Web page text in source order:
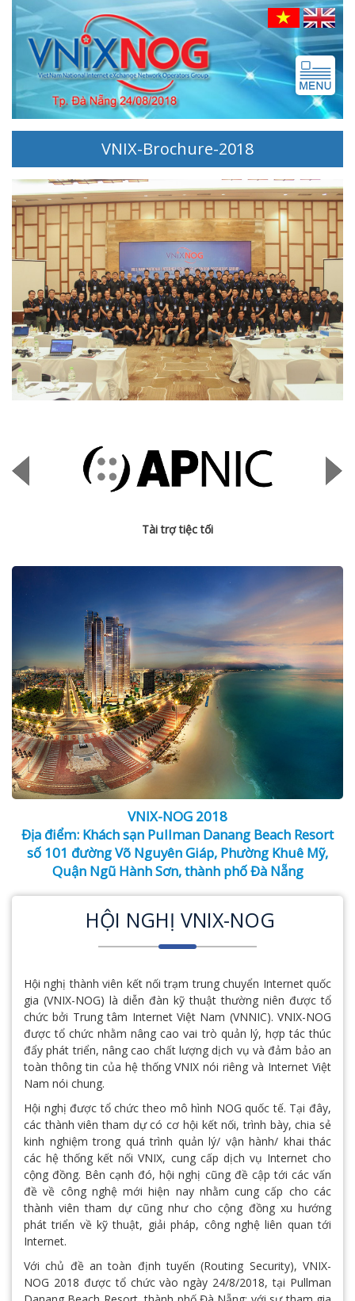
Toggle
VNIX-Brochure-2018
Tài trợ tiệc tối
VNIX-NOG 2018
Địa điểm: Khách sạn Pullman Danang Beach Resort
số 101 đường Võ Nguyên Giáp, Phường Khuê Mỹ,
Quận Ngũ Hành Sơn, thành phố Đà Nẵng
HỘI NGHỊ VNIX-NOG
Hội nghị thành viên kết nối trạm trung chuyển Internet quốc
gia (VNIX-NOG) là diễn đàn kỹ thuật thường niên được tổ
chức bởi Trung tâm Internet Việt Nam (VNNIC). VNIX-NOG
được tổ chức nhằm nâng cao vai trò quản lý, hợp tác thúc
đẩy phát triển, nâng cao chất lượng dịch vụ và đảm bảo an
toàn thông tin của hệ thống VNIX nói riêng và Internet Việt
Nam nói chung.
Hội nghị được tổ chức theo mô hình NOG quốc tế. Tại đây,
các thành viên tham dự có cơ hội kết nối, trình bày, chia sẻ
kinh nghiệm trong quá trình quản lý/ vận hành/ khai thác
các hệ thống kết nối VNIX, cung cấp dịch vụ Internet cho
cộng đồng. Bên cạnh đó, hội nghị cũng đề cập tới các vấn
đề về công nghệ mới hiện nay nhằm cung cấp cho các
thành viên tham dự cũng như cho cộng đồng xu hướng
phát triển về kỹ thuật, giải pháp, công nghệ liên quan tới
Internet.
Với chủ đề an toàn định tuyến (Routing Security), VNIX-
NOG 2018 được tổ chức vào ngày 24/8/2018, tại Pullman